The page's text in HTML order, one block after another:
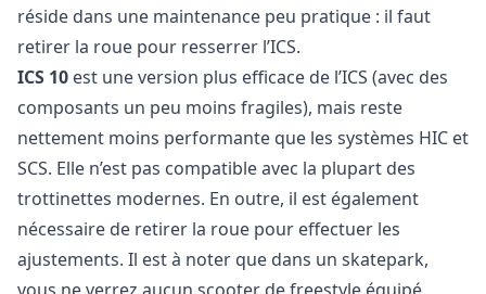
réside dans une maintenance peu pratique : il faut
retirer la roue pour resserrer l’ICS.
ICS 10 est une version plus efficace de l’ICS (avec des
composants un peu moins fragiles), mais reste
nettement moins performante que les systèmes HIC et
SCS. Elle n’est pas compatible avec la plupart des
trottinettes modernes. En outre, il est également
nécessaire de retirer la roue pour effectuer les
ajustements. Il est à noter que dans un skatepark,